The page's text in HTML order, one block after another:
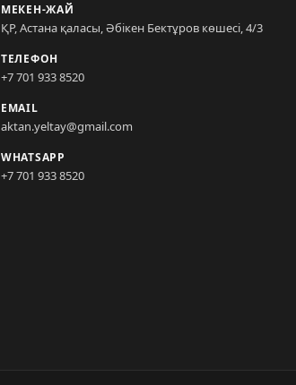
МЕКЕН-ЖАЙ
ҚР, Астана қаласы, Әбікен Бектұров көшесі, 4/3
ТЕЛЕФОН
+7 701 933 8520
EMAIL
aktan.yeltay@gmail.com
WHATSAPP
+7 701 933 8520